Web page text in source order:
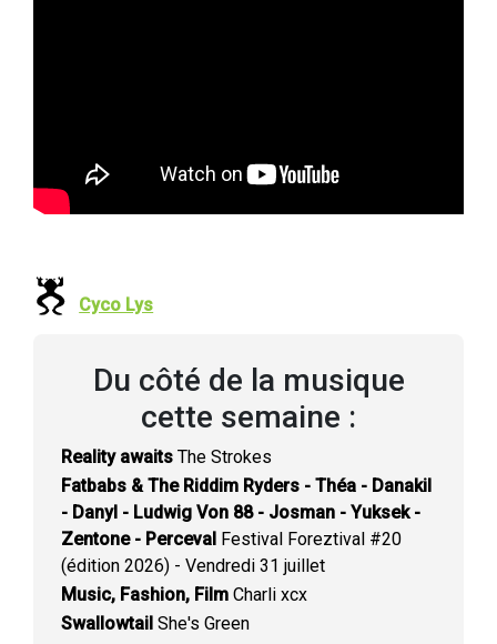
Cyco Lys
Du côté de la musique
cette semaine :
Reality awaits The Strokes
Fatbabs & The Riddim Ryders - Théa - Danakil
- Danyl - Ludwig Von 88 - Josman - Yuksek -
Zentone - Perceval Festival Foreztival #20
(édition 2026) - Vendredi 31 juillet
Music, Fashion, Film Charli xcx
Swallowtail She's Green